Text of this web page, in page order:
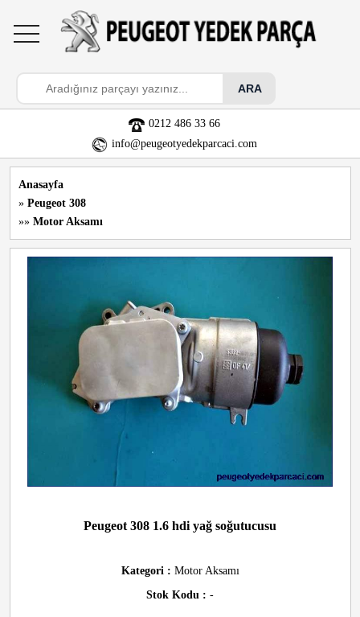
toggle
navigation
0212 486 33 66
info@peugeotyedekparcaci.com
Anasayfa
» Peugeot 308
»» Motor Aksamı
Peugeot 308 1.6 hdi yağ soğutucusu
Kategori : Motor Aksamı
Stok Kodu : -